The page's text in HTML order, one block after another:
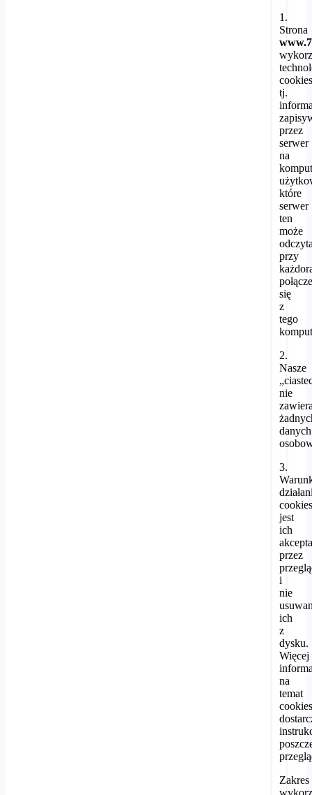
1.
Strona
tj.
przez
serwer
na
które
serwer
ten
może
przy
się
z
tego
2.
Nasze
nie
danych
3.
jest
ich
przez
i
nie
ich
z
dysku.
Więcej
na
temat
Zakres